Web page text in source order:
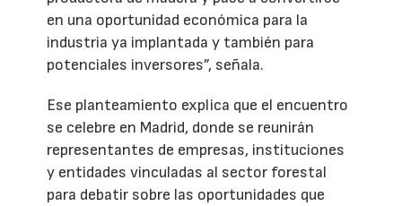
en una oportunidad económica para la
industria ya implantada y también para
potenciales inversores”, señala.
Ese planteamiento explica que el encuentro
se celebre en Madrid, donde se reunirán
representantes de empresas, instituciones
y entidades vinculadas al sector forestal
para debatir sobre las oportunidades que